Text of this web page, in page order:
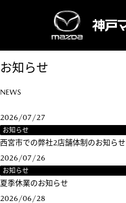
お知らせ
NEWS
2026/07/27
お知らせ
西宮市での弊社2店舗体制のお知らせ
2026/07/26
お知らせ
夏季休業のお知らせ
2026/06/28